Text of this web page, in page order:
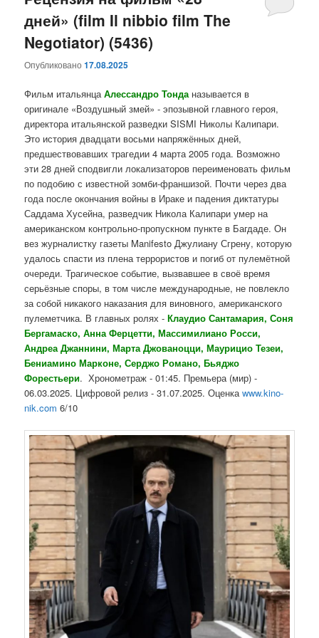
содержимому
содержимому
дней» (film Il nibbio film The
Negotiator) (5436)
Опубликовано17.08.2025
Фильм итальянцаАлессандро Тонда называется в
оригинале «Воздушный змей» - эпозывной главного героя,
директора итальянской разведки SISMI Николы Калипари.
Это история двадцати восьми напряжённых дней,
предшествовавших трагедии 4 марта 2005 года. Возможно
эти 28 дней сподвигли локализаторов переименовать фильм
по подобию с известной зомби-франшизой. Почти через два
года после окончания войны в Ираке и падения диктатуры
Саддама Хусейна, разведчик Никола Калипари умер на
американском контрольно-пропускном пункте в Багдаде. Он
вез журналистку газеты Manifesto Джулиану Сгрену, которую
удалось спасти из плена террористов и погиб от пулемётной
очереди. Трагическое событие, вызвавшее в своё время
серьёзные споры, в том числе международные, не повлекло
за собой никакого наказания для виновного, американского
пулеметчика. В главных ролях -Клаудио Сантамария, Соня
Бергамаско, Анна Ферцетти, Массимилиано Росси,
Андреа Джаннини, Марта Джованоцци, Маурицио Тезеи,
Бениамино Марконе, Серджо Романо, Бьяджо
Форестьери. Хронометраж - 01:45. Премьера (мир) -
06.03.2025. Цифровой релиз - 31.07.2025. Оценкаwww.kino-
nik.com 6/10